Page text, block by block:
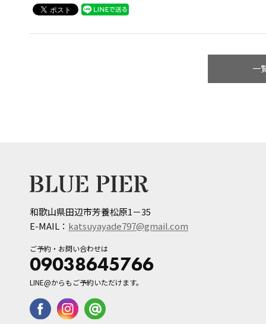
一
和歌山県田辺市芳養松原1－35
E-MAIL： katsuyayade797@gmail.com
ご予約・お問い合わせは
09038645766
LINE@からもご予約いただけます。